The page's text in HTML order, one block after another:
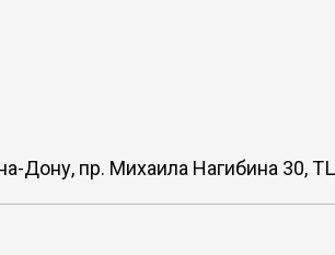
Дону, пр. Михаила Нагибина 30,